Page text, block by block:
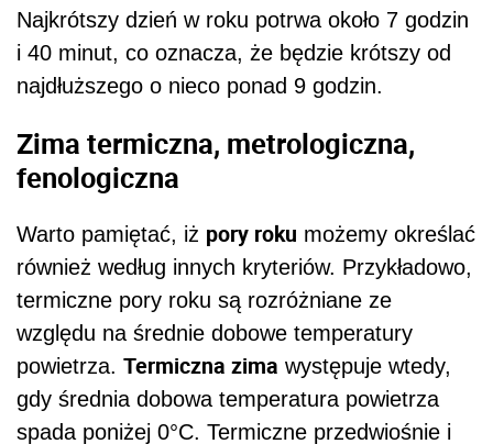
Najkrótszy dzień w roku potrwa około 7 godzin
i 40 minut, co oznacza, że będzie krótszy od
najdłuższego o nieco ponad 9 godzin.
Zima termiczna, metrologiczna,
fenologiczna
Warto pamiętać, iż pory roku możemy określać
również według innych kryteriów. Przykładowo,
termiczne pory roku są rozróżniane ze
względu na średnie dobowe temperatury
powietrza. Termiczna zima występuje wtedy,
gdy średnia dobowa temperatura powietrza
spada poniżej 0°C. Termiczne przedwiośnie i